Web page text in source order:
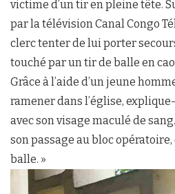
victime d’un tir en pleine tête.
par la télévision Canal Congo
clerc tenter de lui porter
touché par un tir de balle en
Grâce à l’aide d’un jeune
ramener dans l’église,
avec son visage maculé de
son passage au bloc
balle. »